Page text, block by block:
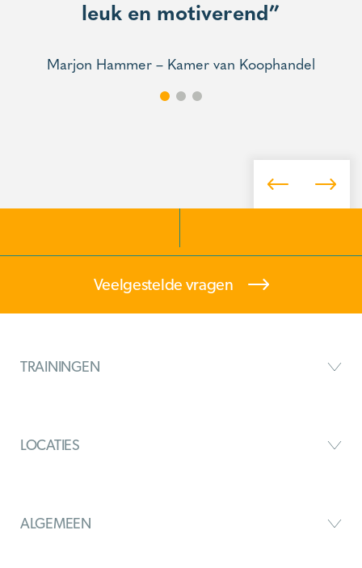
leuk en motiverend”
Marjon Hammer – Kamer van Koophandel
besparen wij veel tijd”
Veelgestelde vragen
TRAININGEN
LOCATIES
ALGEMEEN